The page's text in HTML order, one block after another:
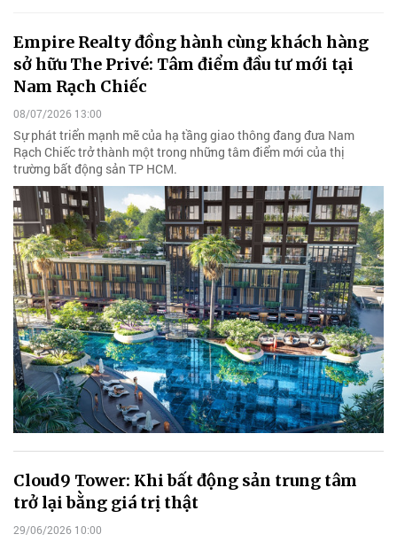
Empire Realty đồng hành cùng khách hàng
sở hữu The Privé: Tâm điểm đầu tư mới tại
Nam Rạch Chiếc
08/07/2026 13:00
Sự phát triển mạnh mẽ của hạ tầng giao thông đang đưa Nam
Rạch Chiếc trở thành một trong những tâm điểm mới của thị
trường bất động sản TP HCM.
Cloud9 Tower: Khi bất động sản trung tâm
trở lại bằng giá trị thật
29/06/2026 10:00